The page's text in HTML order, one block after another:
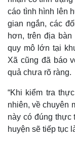
Cuộc sống đó đây
Hồ sơ
cáo tình hình lên
gian ngắn, các
hơn, trên địa
quy mô lớn tại
Xã cũng đã báo
quả chưa rõ ràng.
“Khi kiểm tra
nhiên, về chuyên
này có đúng thực
huyện sẽ tiếp tục